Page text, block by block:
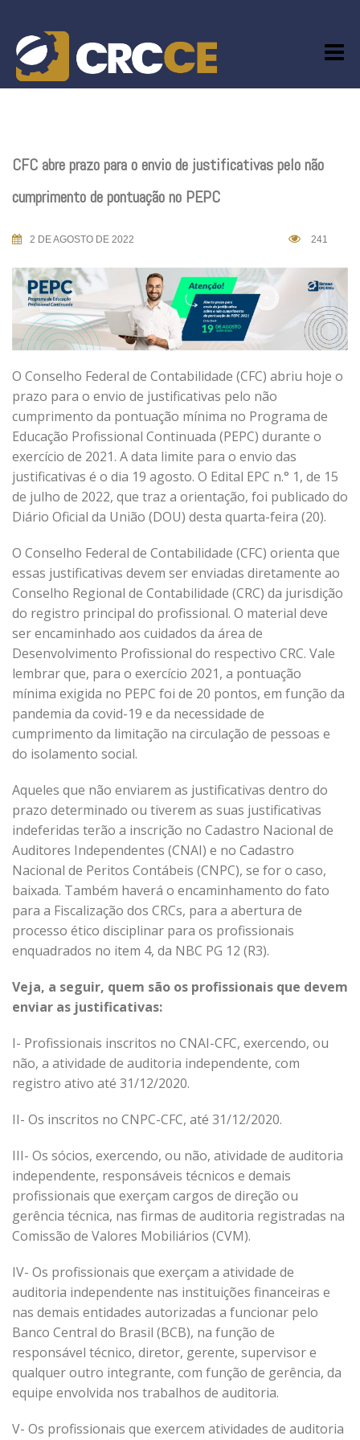
content
CFC abre prazo para o envio de justificativas pelo não
cumprimento de pontuação no PEPC
2 DE AGOSTO DE 2022 241
O Conselho Federal de Contabilidade (CFC) abriu hoje o
prazo para o envio de justificativas pelo não
cumprimento da pontuação mínima no Programa de
Educação Profissional Continuada (PEPC) durante o
exercício de 2021. A data limite para o envio das
justificativas é o dia 19 agosto. O Edital EPC n.° 1, de 15
de julho de 2022, que traz a orientação, foi publicado do
Diário Oficial da União (DOU) desta quarta-feira (20).
O Conselho Federal de Contabilidade (CFC) orienta que
essas justificativas devem ser enviadas diretamente ao
Conselho Regional de Contabilidade (CRC) da jurisdição
do registro principal do profissional. O material deve
ser encaminhado aos cuidados da área de
Desenvolvimento Profissional do respectivo CRC. Vale
lembrar que, para o exercício 2021, a pontuação
mínima exigida no PEPC foi de 20 pontos, em função da
pandemia da covid-19 e da necessidade de
cumprimento da limitação na circulação de pessoas e
do isolamento social.
Aqueles que não enviarem as justificativas dentro do
prazo determinado ou tiverem as suas justificativas
indeferidas terão a inscrição no Cadastro Nacional de
Auditores Independentes (CNAI) e no Cadastro
Nacional de Peritos Contábeis (CNPC), se for o caso,
baixada. Também haverá o encaminhamento do fato
para a Fiscalização dos CRCs, para a abertura de
processo ético disciplinar para os profissionais
enquadrados no item 4, da NBC PG 12 (R3).
Veja, a seguir, quem são os profissionais que devem
enviar as justificativas:
I- Profissionais inscritos no CNAI-CFC, exercendo, ou
não, a atividade de auditoria independente, com
registro ativo até 31/12/2020.
II- Os inscritos no CNPC-CFC, até 31/12/2020.
III- Os sócios, exercendo, ou não, atividade de auditoria
independente, responsáveis técnicos e demais
profissionais que exerçam cargos de direção ou
gerência técnica, nas firmas de auditoria registradas na
Comissão de Valores Mobiliários (CVM).
IV- Os profissionais que exerçam a atividade de
auditoria independente nas instituições financeiras e
nas demais entidades autorizadas a funcionar pelo
Banco Central do Brasil (BCB), na função de
responsável técnico, diretor, gerente, supervisor e
qualquer outro integrante, com função de gerência, da
equipe envolvida nos trabalhos de auditoria.
V- Os profissionais que exercem atividades de auditoria